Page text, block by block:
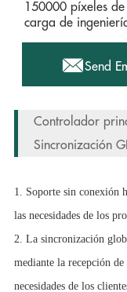
150000 píxeles
carga de
Send
Controlador
Sincronización
1. Soporte sin conexión
las necesidades de los
2. La sincronización
mediante la recepción de
necesidades de los